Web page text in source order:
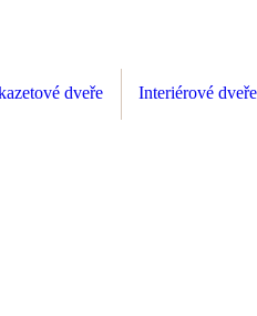
dveře Interiérové dveře